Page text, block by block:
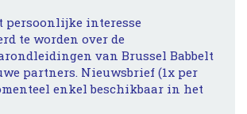
persoonlijke interesse
te worden over de
van Brussel Babbelt
partners. Nieuwsbrief (1x per
enkel beschikbaar in het